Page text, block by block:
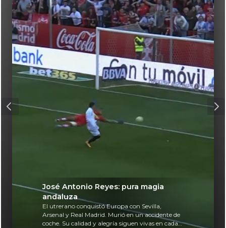
José Antonio Reyes: pura magia
andaluza
El utrerano conquistó Europa con Sevilla,
Arsenal y Real Madrid. Murió en un accidente de
coche. Su calidad y alegría siguen vivas en cada